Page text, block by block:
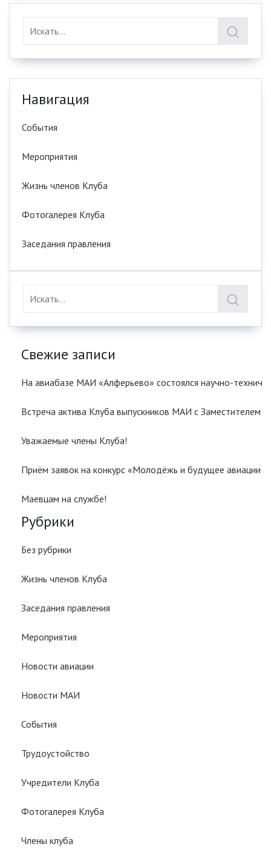
Навигация
События
Мероприятия
Жизнь членов Клуба
Фотогалерея Клуба
Заседания правления
Свежие записи
На авиабазе МАИ «Алферьево» состоялся научно-
Встреча актива Клуба выпускников МАИ с
Уважаемые члены Клуба!
Приём заявок на конкурс «Молодёжь и будущее авиации и
Маевцам на службе!
Рубрики
Без рубрики
Жизнь членов Клуба
Заседания правления
Мероприятия
Новости авиации
Новости МАИ
События
Трудоустойство
Учредители Клуба
Фотогалерея Клуба
Члены клуба